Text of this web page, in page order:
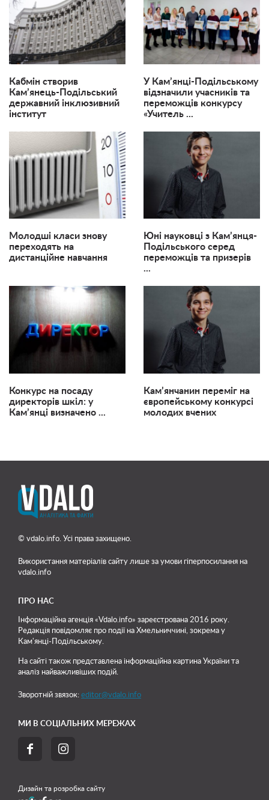
Кабмін створив
Кам’янець-Подільський
державний інклюзивний
інститут
​У Кам’янці-Подільському
відзначили учасників та
переможців конкурсу
«Учитель ...
Молодші класи знову
переходять на
дистанційне навчання
Юні науковці з Кам’янця-
Подільського серед
переможців та призерів
...
Конкурс на посаду
директорів шкіл: у
Кам’янці визначено ...
Кам’янчанин переміг на
європейському конкурсі
молодих вчених
© vdalo.info. Усі права захищено.
Використання матеріалів сайту лише за умови гіперпосилання на
vdalo.info
ПРО НАС
Інформаційна агенція «Vdalo.info» зареєстрована 2016 року.
Редакція повідомляє про події на Хмельниччині, зокрема у
Кам'янці-Подільському.
На сайті також представлена інформаційна картина України та
аналіз найважливіших подій.
Зворотній звязок: editor@vdalo.info
МИ В СОЦІАЛЬНИХ МЕРЕЖАХ
 
Дизайн та розробка сайту